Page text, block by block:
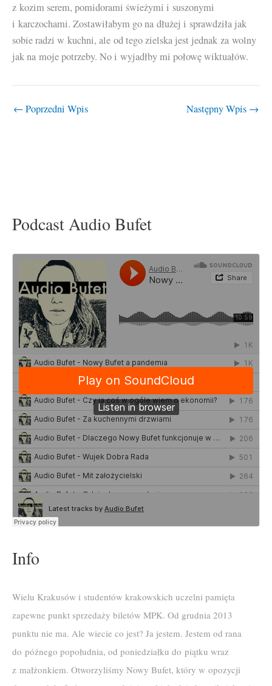
z kozim serem, pomidorami świeżymi i suszonymi
i karczochami. Zostawiłabym go na dłużej i sprawdziła jak
sobie radzi w kuchni, ale od tego zielska jest jednak za wolny
jak na moje potrzeby. No i wyjadłby mi połowę wiktuałów.
← Poprzedni Wpis Następny Wpis →
Podcast Audio Bufet
Info
Wielu Krakusów i studentów krakowskich uczelni pamięta
zapewne punkt sprzedaży biletów MPK. Od grudnia 2013
punktu nie ma. Ale wiecie co jest? Ja jestem. Jestem od rana
do późnego popołudnia, od poniedziałku do piątku wraz
z małżonkiem. Otworzyliśmy Nowy Bufet, który w opozycji